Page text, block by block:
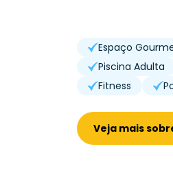
Espaço
Piscina Adulta
Fitness
Veja mais